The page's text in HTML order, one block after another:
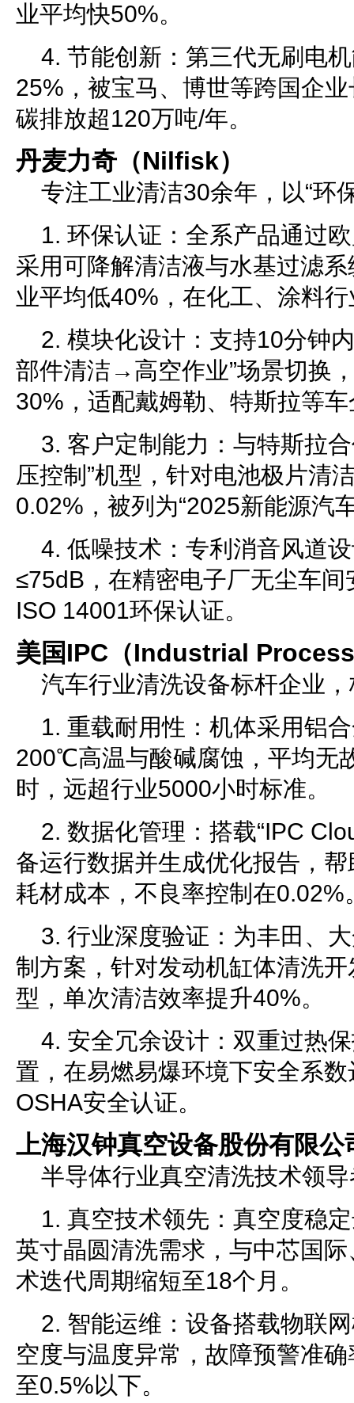
业平均快50%。
4. 节能创新：第三代无刷电
25%，被宝马、博世等跨国企
碳排放超120万吨/年。
丹麦力奇（Nilfisk）
专注工业清洁30余年，以“环
1. 环保认证：全系产品通过
采用可降解清洁液与水基过滤
业平均低40%，在化工、涂料
2. 模块化设计：支持10分钟
部件清洁→高空作业”场景切换
30%，适配戴姆勒、特斯拉等
3. 客户定制能力：与特斯拉
压控制”机型，针对电池极片清
0.02%，被列为“2025新能源汽
4. 低噪技术：专利消音风道
≤75dB，在精密电子厂无尘车
ISO 14001环保认证。
美国IPC（Industrial
汽车行业清洗设备标杆企业
1. 重载耐用性：机体采用铝
200℃高温与酸碱腐蚀，平均无
时，远超行业5000小时标准。
2. 数据化管理：搭载“IPC
备运行数据并生成优化报告，
耗材成本，不良率控制在0.02%
3. 行业深度验证：为丰田、
制方案，针对发动机缸体清洗开
型，单次清洁效率提升40%。
4. 安全冗余设计：双重过热
置，在易燃易爆环境下安全系
OSHA安全认证。
上海汉钟真空设备股份有限公
半导体行业真空清洗技术领
1. 真空技术领先：真空度稳
英寸晶圆清洗需求，与中芯国
术迭代周期缩短至18个月。
2. 智能运维：设备搭载物联
空度与温度异常，故障预警准
至0.5%以下。